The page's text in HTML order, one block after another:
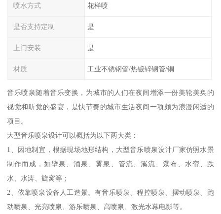
喷水方式 花样喷
是否支持定制 是
上门安装 是
材质 工业不锈钢管/热镀锌钢管/铜
音乐喷泉随着音乐变换，为城市的人们在夜间增添一份美轮美奂的
视觉和听觉的盛宴，是快节奏的城市生活夜间一项颇为浪漫闲适的
项目。
大型音乐喷泉设计可以概括为以下两大类：
1、因地制宜，根据现场地形结构，大型音乐喷泉设计厂家仿照水景
制作而成，如壁泉、涌泉、雾泉、管流、溪流、瀑布、水帘、跌
水、水涛、旋窝等；
2、依靠喷泉设备人工造景。有音乐喷泉、程控喷泉、摆动喷泉、跑
动喷泉、光亮喷泉、游乐喷泉、高喷泉、激光水幕电影等。